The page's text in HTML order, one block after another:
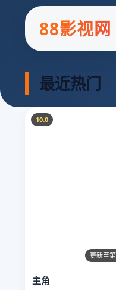
88影视网
最近热门
10.0
更新至
主角